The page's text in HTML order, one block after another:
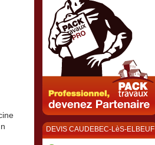
DEVIS CAUDEBEC-LèS-ELBEUF